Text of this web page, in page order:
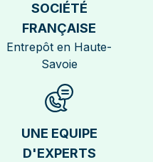
SOCIÉTÉ
FRANÇAISE
Entrepôt en Haute-
Savoie
UNE EQUIPE
D'EXPERTS